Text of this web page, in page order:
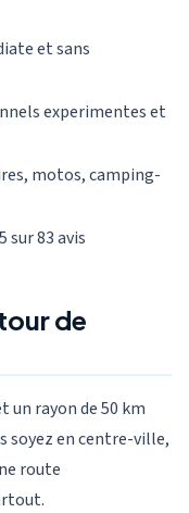
et sans
experimentes et
motos, camping-
sur 83 avis
de
un rayon de 50 km
soyez en centre-ville,
route